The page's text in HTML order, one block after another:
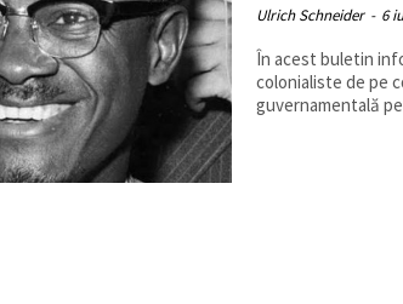
Ulrich Schneider - 6
În acest buletin
colonialiste de pe
guvernamentală